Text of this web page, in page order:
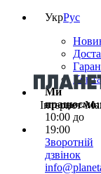
УкрРус
Ми
працюємо:
10:00 до
19:00
Зворотній
дзвінок
Інтернет-